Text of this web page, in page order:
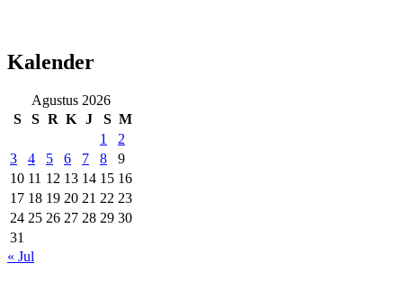
Kalender
Agustus 2026
S
S R K J S M
1
2
3
4 5 6 7 8
9
10 11 12 13 14 15 16
17 18 19 20 21 22 23
24 25 26 27 28 29 30
31
« Jul